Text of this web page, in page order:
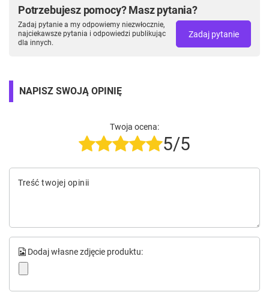
Potrzebujesz pomocy? Masz pytania?
Zadaj pytanie a my odpowiemy niezwłocznie,
najciekawsze pytania i odpowiedzi publikując
dla innych.
Zadaj pytanie
NAPISZ SWOJĄ OPINIĘ
Twoja ocena:
5/5
Treść twojej opinii
Dodaj własne zdjęcie produktu: